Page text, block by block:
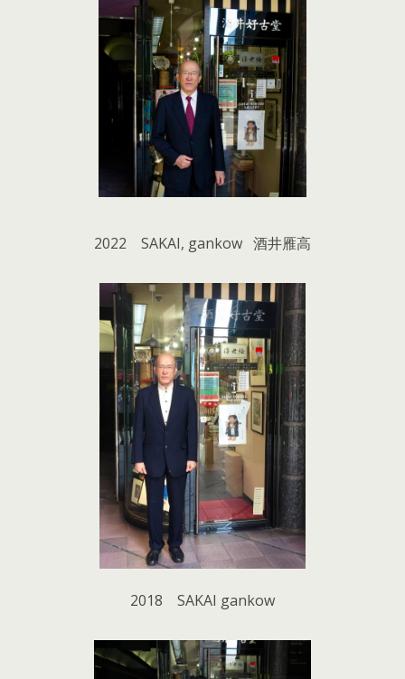
2022 SAKAI, gankow 酒井雁高
2018 SAKAI gankow